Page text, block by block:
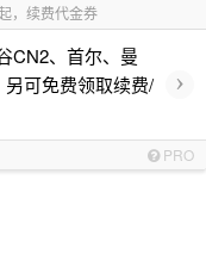
，续费代金券
CN2、首尔、曼
可免费领取续费/
›
PRO